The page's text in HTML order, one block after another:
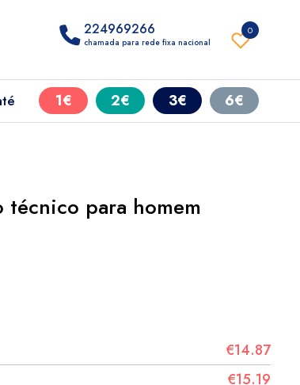
0
224969266
chamada para rede fixa nacional
1€ 2€ 3€ 6€
técnico para homem
€14.87
€15.19